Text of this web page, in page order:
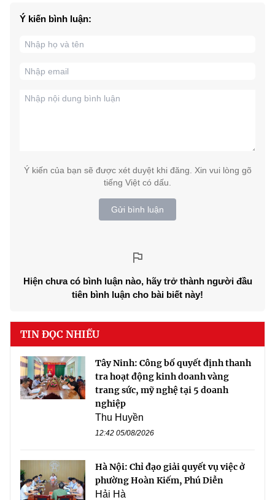
Ý kiến bình luận:
Ý kiến của bạn sẽ được xét duyệt khi đăng. Xin vui lòng gõ
tiếng Việt có dấu.
Gửi bình luận
Hiện chưa có bình luận nào, hãy trở thành người đầu
tiên bình luận cho bài biết này!
TIN ĐỌC NHIỀU
Tây Ninh: Công bố quyết định thanh
tra hoạt động kinh doanh vàng
trang sức, mỹ nghệ tại 5 doanh
nghiệp
Thu Huyền
12:42 05/08/2026
Hà Nội: Chỉ đạo giải quyết vụ việc ở
phường Hoàn Kiếm, Phú Diễn
Hải Hà